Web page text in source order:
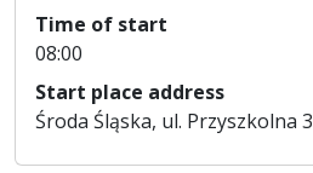
Time of start
08:00
Start place address
Środa Śląska, ul. Przyszkolna 3